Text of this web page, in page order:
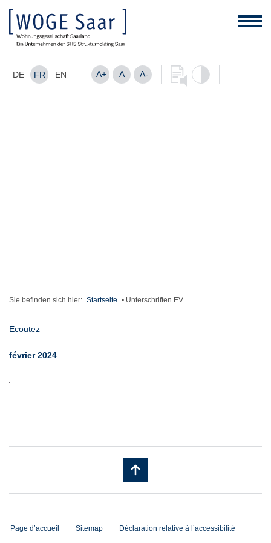
DE FR EN A+ A A-
Sie befinden sich hier: Startseite • Unterschriften EV
Ecoutez
février 2024
Page d’accueil Sitemap Déclaration relative à l’accessibilité